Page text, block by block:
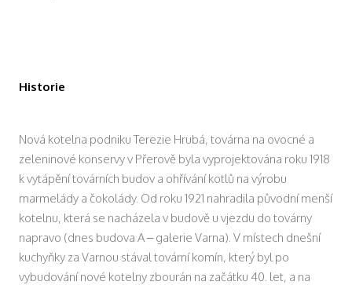
Historie
Nová kotelna podniku Terezie Hrubá, továrna na ovocné a
zeleninové konservy v Přerově byla vyprojektována roku 1918
k vytápění továrních budov a ohřívání kotlů na výrobu
marmelády a čokolády. Od roku 1921 nahradila původní menší
kotelnu, která se nacházela v budově u vjezdu do továrny
napravo (dnes budova A – galerie Varna). V místech dnešní
kuchyňky za Varnou stával tovární komín, který byl po
vybudování nové kotelny zbourán na začátku 40. let, a na